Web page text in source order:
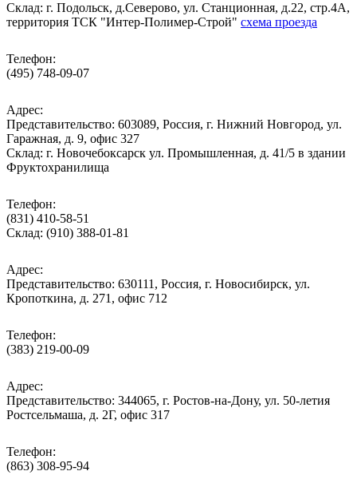
Cклад: г. Подольск, д.Северово, ул. Станционная, д.22, стр.4А,
территория ТСК "Интер-Полимер-Строй" схема проезда
Телефон:
(495) 748-09-07
Адрес:
Представительство: 603089, Россия, г. Нижний Новгород, ул.
Гаражная, д. 9, офис 327
Склад: г. Новочебоксарск ул. Промышленная, д. 41/5 в здании
Фруктохранилища
Телефон:
(831) 410-58-51
Склад: (910) 388-01-81
Адрес:
Представительство: 630111, Россия, г. Новосибирск, ул.
Кропоткина, д. 271, офис 712
Телефон:
(383) 219-00-09
Адрес:
Представительство: 344065, г. Ростов-на-Дону, ул. 50-летия
Ростсельмаша, д. 2Г, офис 317
Телефон:
(863) 308-95-94